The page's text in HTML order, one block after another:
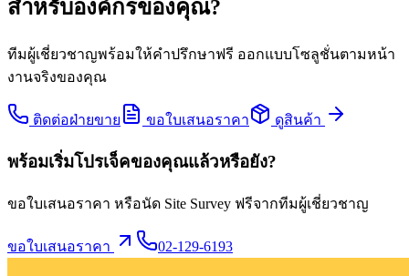
สำหรับองค์กรของคุณ?
ทีมผู้เชี่ยวชาญพร้อมให้คำปรึกษาฟรี ออกแบบโซลูชั่นตามหน้า
งานจริงของคุณ
ติดต่อฝ่ายขาย ขอใบเสนอราคา ดูสินค้า
พร้อมเริ่มโปรเจ็คของคุณแล้วหรือยัง?
ขอใบเสนอราคา หรือนัด Site Survey ฟรีจากทีมผู้เชี่ยวชาญ
ขอใบเสนอราคา 02-129-6193